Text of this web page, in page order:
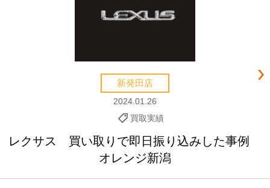
新発田店
2024.01.26
買取実績
レクサス 買い取りで即日振り込みした事例
オレンジ新潟